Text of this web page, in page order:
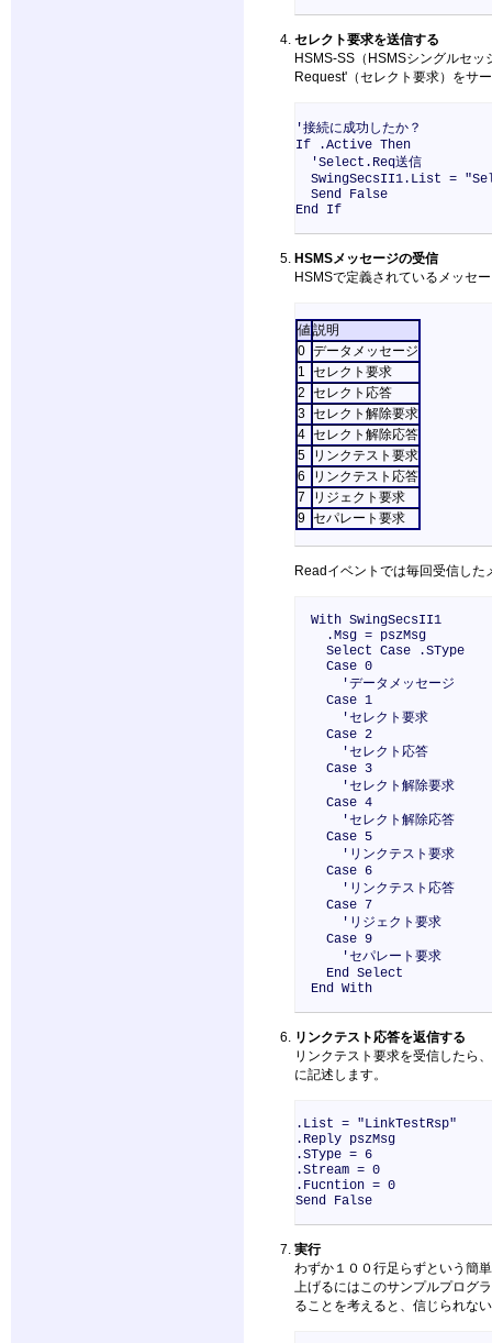
セレクト要求を送信する
HSMS-SS（HSMSシングルセ
Request'（セレクト要求）をサ
'接続に成功したか？
If .Active Then
'Select.Req送信
SwingSecsII1.List =
Send False
End If
HSMSメッセージの受信
HSMSで定義されているメッセ
値説明
0 データメッセージ
1
セレクト要求
2 セレクト応答
3 セレクト解除要求
4 セレクト解除応答
5
リンクテスト要求
6
リンクテスト応答
7
リジェクト要求
9 セパレート要求
Readイベントでは毎回受信した
With SwingSecsII1
.Msg = pszMsg
Select Case .SType
Case 0
'データメッセージ
Case 1
'セレクト要求
Case 2
'セレクト応答
Case 3
'セレクト解除要求
Case 4
'セレクト解除応答
Case 5
'リンクテスト要求
Case 6
'リンクテスト応答
Case 7
'リジェクト要求
Case 9
'セパレート要求
End Select
End With
リンクテスト応答を返信する
リンクテスト要求を受信したら
に記述します。
.List = "LinkTestRsp"
.Reply pszMsg
.SType = 6
.Stream = 0
.Fucntion = 0
Send False
実行
わずか１００行足らずという簡
上げるにはこのサンプルプログ
ることを考えると、信じられな